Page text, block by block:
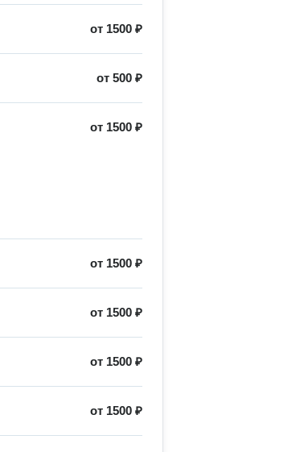
от 1500 ₽
от500 ₽
от 1500 ₽
от 1500 ₽
от 1500 ₽
от 1500 ₽
от 1500 ₽